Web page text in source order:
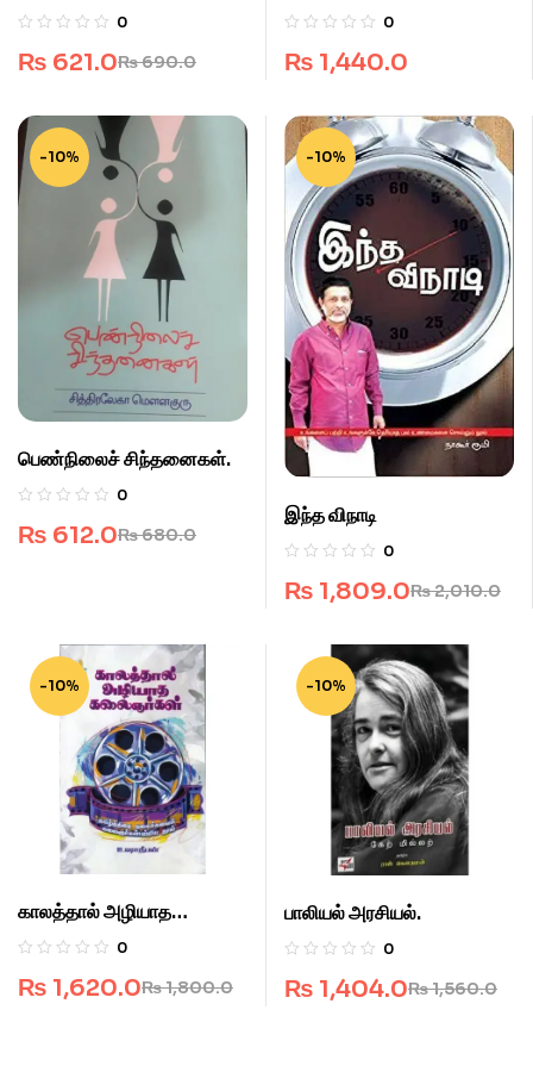
0
₨690.0
₨ 621.0
0
₨ 1,440.0
-10%
பெண்நிலைச் சிந்தனைகள்.
0
₨680.0
₨ 612.0
-10%
இந்த விநாடி
0
₨2,010.0
₨ 1,809.0
-10%
காலத்தால் அழியாத
கலைஞர்கள்.0
₨1,800.0
₨ 1,620.0
-10%
பாலியல் அரசியல்.
0
₨1,560.0
₨ 1,404.0